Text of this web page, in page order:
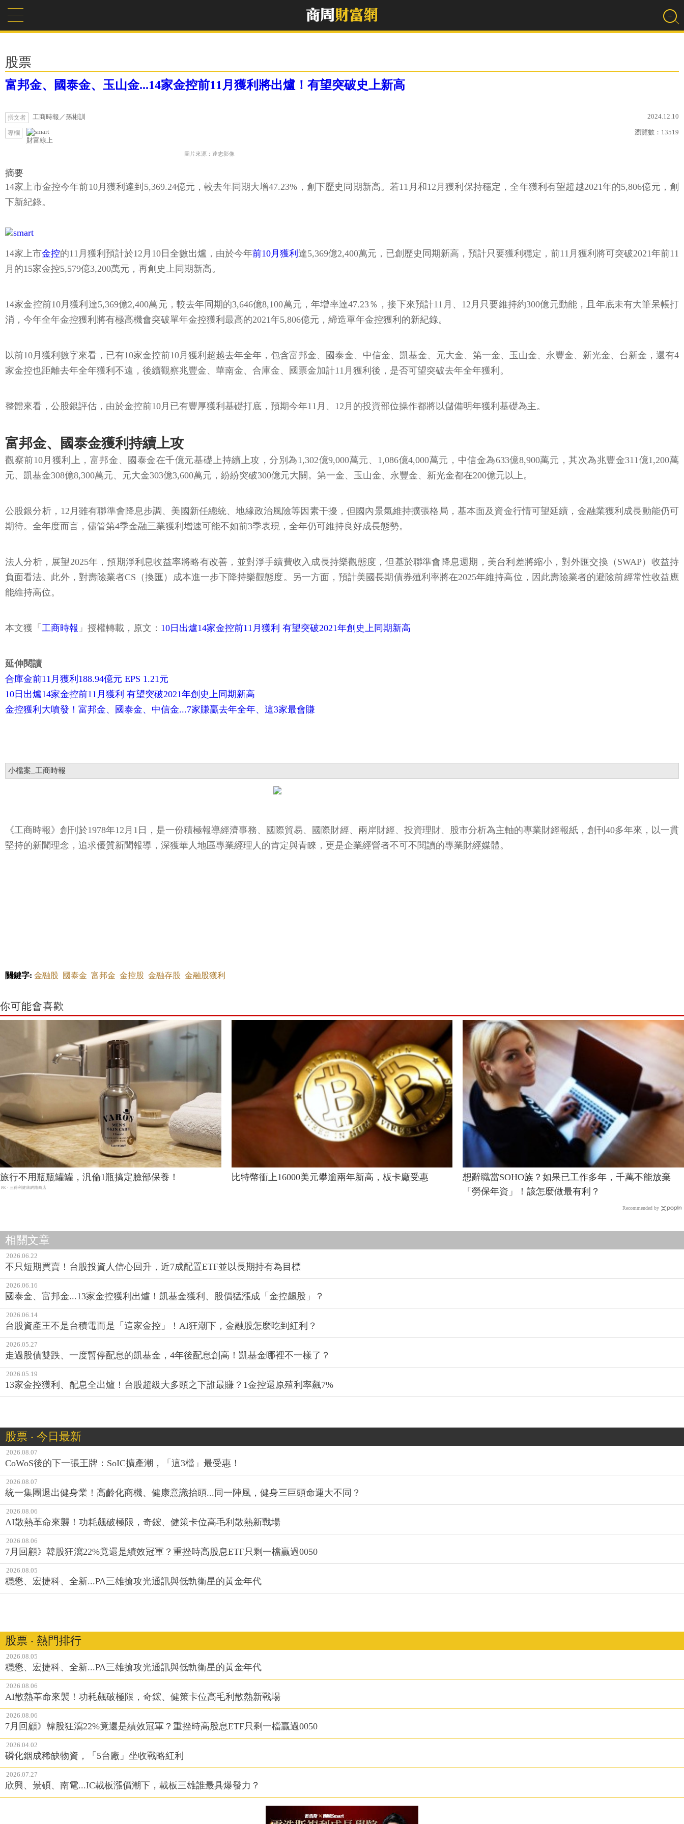
股票
富邦金、國泰金、玉山金...14家金控前11月獲利將出爐！有望突破史上新高
撰文者 工商時報／孫彬訓 2024.12.10
專欄
財富線上
瀏覽數： 13519
圖片來源：達志影像
摘要
14家上市金控今年前10月獲利達到5,369.24億元，較去年同期大增47.23%，創下歷史同期新高。若11月和12月獲利保持穩定，全年獲利有望超越2021年的5,806億元，創
下新紀錄。
14家上市金控的11月獲利預計於12月10日全數出爐，由於今年前10月獲利 達5,369億2,400萬元，已創歷史同期新高，預計只要獲利穩定，前11月獲利將可突破2021年前11
月的15家金控5,579億3,200萬元，再創史上同期新高。
14家金控前10月獲利達5,369億2,400萬元，較去年同期的3,646億8,100萬元，年增率達47.23％，接下來預計11月、12月只要維持約300億元動能，且年底未有大筆呆帳打
消，今年全年金控獲利將有極高機會突破單年金控獲利最高的2021年5,806億元，締造單年金控獲利的新紀錄。
以前10月獲利數字來看，已有10家金控前10月獲利超越去年全年，包含富邦金、國泰金、中信金、凱基金、元大金、第一金、玉山金、永豐金、新光金、台新金，還有4
家金控也距離去年全年獲利不遠，後續觀察兆豐金、華南金、合庫金、國票金加計11月獲利後，是否可望突破去年全年獲利。
整體來看，公股銀評估，由於金控前10月已有豐厚獲利基礎打底，預期今年11月、12月的投資部位操作都將以儲備明年獲利基礎為主。
富邦金、國泰金獲利持續上攻
觀察前10月獲利上，富邦金、國泰金在千億元基礎上持續上攻，分別為1,302億9,000萬元、1,086億4,000萬元，中信金為633億8,900萬元，其次為兆豐金311億1,200萬
元、凱基金308億8,300萬元、元大金303億3,600萬元，紛紛突破300億元大關。第一金、玉山金、永豐金、新光金都在200億元以上。
公股銀分析，12月雖有聯準會降息步調、美國新任總統、地緣政治風險等因素干擾，但國內景氣維持擴張格局，基本面及資金行情可望延續，金融業獲利成長動能仍可
期待。全年度而言，儘管第4季金融三業獲利增速可能不如前3季表現，全年仍可維持良好成長態勢。
法人分析，展望2025年，預期淨利息收益率將略有改善，並對淨手續費收入成長持樂觀態度，但基於聯準會降息週期，美台利差將縮小，對外匯交換（SWAP）收益持
負面看法。此外，對壽險業者CS（換匯）成本進一步下降持樂觀態度。另一方面，預計美國長期債券殖利率將在2025年維持高位，因此壽險業者的避險前經常性收益應
能維持高位。
本文獲「 工商時報 」授權轉載，原文： 10日出爐14家金控前11月獲利 有望突破2021年創史上同期新高
延伸閱讀
合庫金前11月獲利188.94億元 EPS 1.21元
10日出爐14家金控前11月獲利 有望突破2021年創史上同期新高
金控獲利大噴發！富邦金、國泰金、中信金...7家賺贏去年全年、這3家最會賺
小檔案_工商時報
《工商時報》創刊於1978年12月1日，是一份積極報導經濟事務、國際貿易、國際財經、兩岸財經、投資理財、股市分析為主軸的專業財經報紙，創刊40多年來，以一貫
堅持的新聞理念，追求優質新聞報導，深獲華人地區專業經理人的肯定與青睞，更是企業經營者不可不閱讀的專業財經媒體。
關鍵字: 金融股 國泰金 富邦金 金控股 金融存股 金融股獲利
你可能會喜歡
旅行不用瓶瓶罐罐，汎倫1瓶搞定臉部保養！
PR・三得利健康網路商店
比特幣衝上16000美元攀逾兩年新高，板卡廠受惠
想辭職當SOHO族？如果已工作多年，千萬不能放棄
「勞保年資」！該怎麼做最有利？
Recommended by
相關文章
2026.06.22
不只短期買賣！台股投資人信心回升，近7成配置ETF並以長期持有為目標
2026.06.16
國泰金、富邦金...13家金控獲利出爐！凱基金獲利、股價猛漲成「金控飆股」？
2026.06.14
台股資產王不是台積電而是「這家金控」！AI狂潮下，金融股怎麼吃到紅利？
2026.05.27
走過股債雙跌、一度暫停配息的凱基金，4年後配息創高！凱基金哪裡不一樣了？
2026.05.19
13家金控獲利、配息全出爐！台股超級大多頭之下誰最賺？1金控還原殖利率飆7%
股票 ‧ 今日最新
2026.08.07
CoWoS後的下一張王牌：SoIC擴產潮，「這3檔」最受惠！
2026.08.07
統一集團退出健身業！高齡化商機、健康意識抬頭...同一陣風，健身三巨頭命運大不同？
2026.08.06
AI散熱革命來襲！功耗飆破極限，奇鋐、健策卡位高毛利散熱新戰場
2026.08.06
7月回顧》韓股狂瀉22%竟還是績效冠軍？重挫時高股息ETF只剩一檔贏過0050
2026.08.05
穩懋、宏捷科、全新...PA三雄搶攻光通訊與低軌衛星的黃金年代
股票 ‧ 熱門排行
2026.08.05
穩懋、宏捷科、全新...PA三雄搶攻光通訊與低軌衛星的黃金年代
2026.08.06
AI散熱革命來襲！功耗飆破極限，奇鋐、健策卡位高毛利散熱新戰場
2026.08.06
7月回顧》韓股狂瀉22%竟還是績效冠軍？重挫時高股息ETF只剩一檔贏過0050
2026.04.02
磷化銦成稀缺物資，「5台廠」坐收戰略紅利
2026.07.27
欣興、景碩、南電...IC載板漲價潮下，載板三雄誰最具爆發力？